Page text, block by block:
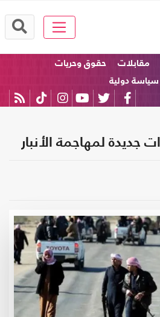
مقابلات
حقوق وحريات
سياسة دولية
جديدة لمهاجمة الأنبار